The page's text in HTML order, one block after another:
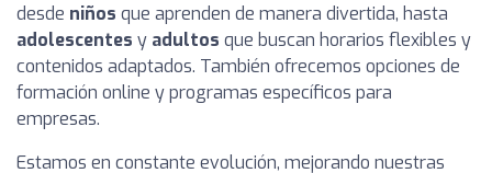
desde niños que aprenden de manera divertida, hasta
adolescentes y adultos que buscan horarios flexibles y
contenidos adaptados. También ofrecemos opciones de
formación online y programas específicos para
empresas.
Estamos en constante evolución, mejorando nuestras